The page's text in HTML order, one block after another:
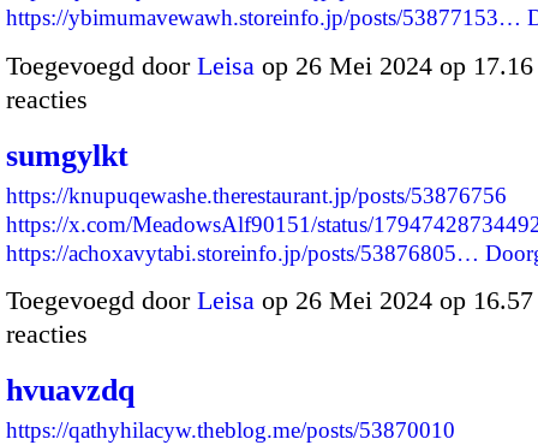
https://ybimumavewawh.storeinfo.jp/posts/53877153…
Toegevoegd door Leisa op 26 Mei 2024 op
reacties
sumgylkt
https://knupuqewashe.therestaurant.jp/posts/53876756
https://x.com/MeadowsAlf90151/status/
https://achoxavytabi.storeinfo.jp/posts/53876805…
Toegevoegd door Leisa op 26 Mei 2024 op
reacties
hvuavzdq
https://qathyhilacyw.theblog.me/posts/53870010